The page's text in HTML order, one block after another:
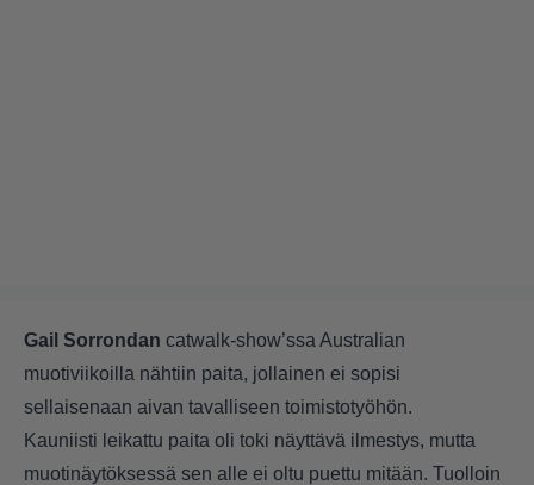
Gail Sorrondan catwalk-show’ssa Australian
muotiviikoilla nähtiin paita, jollainen ei sopisi
sellaisenaan aivan tavalliseen toimistotyöhön.
Kauniisti leikattu paita oli toki näyttävä ilmestys, mutta
muotinäytöksessä sen alle ei oltu puettu mitään. Tuolloin